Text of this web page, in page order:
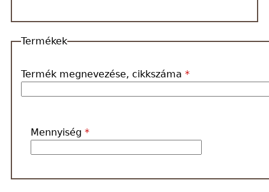
megegyezik
számlázásnál
Termékek
Termék megnevezése, cikkszáma *
Mennyiség *